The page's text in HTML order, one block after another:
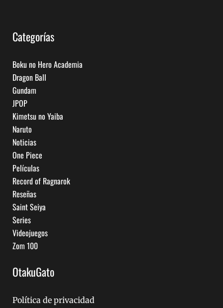
Categorías
Boku no Hero Academia
Dragon Ball
Gundam
JPOP
Kimetsu no Yaiba
Naruto
Noticias
One Piece
Películas
Record of Ragnarok
Reseñas
Saint Seiya
Series
Videojuegos
Zom 100
OtakuGato
Política de privacidad